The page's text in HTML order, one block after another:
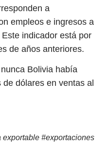
a
empleos e ingresos a
indicador está por
de años anteriores.
Bolivia había
de dólares en ventas al
exportable #exportaciones